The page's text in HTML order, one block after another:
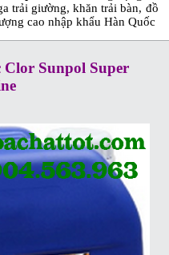
trải giường, khăn trải bàn, đồ
cao nhập khẩu Hàn Quốc
Clor Sunpol Super